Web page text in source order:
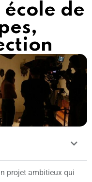
de
projet ambitieux qui